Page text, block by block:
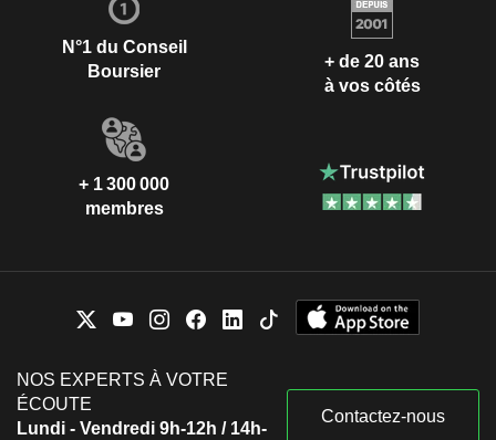
N°1 du Conseil
Boursier
+ de 20 ans
à vos côtés
+ 1 300 000
membres
NOS EXPERTS À VOTRE
ÉCOUTE
Lundi - Vendredi 9h-12h / 14h-
Contactez-nous